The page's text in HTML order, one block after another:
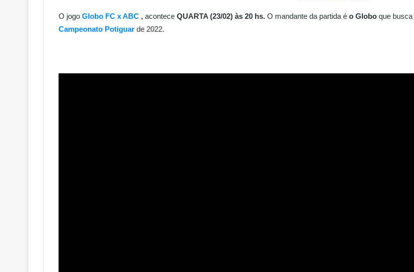
O jogo Globo FC x ABC , acontece QUARTA (23/02) às 20 hs. O mandante da partida é o Globo que
Campeonato Potiguar de 2022.